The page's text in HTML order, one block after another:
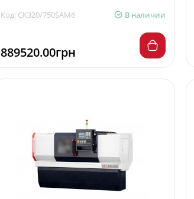
Код: CK320/750SAM6 В наличии
889520.00грн